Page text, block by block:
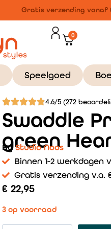
Gratis verzending vanaf
0
Speelgoed
4.6/5 (272
Swaddle
green
ByStudio Noos
Binnen 1-2 werkdagen
Gratis verzending v.a.
€ 22,95
3 op voorraad